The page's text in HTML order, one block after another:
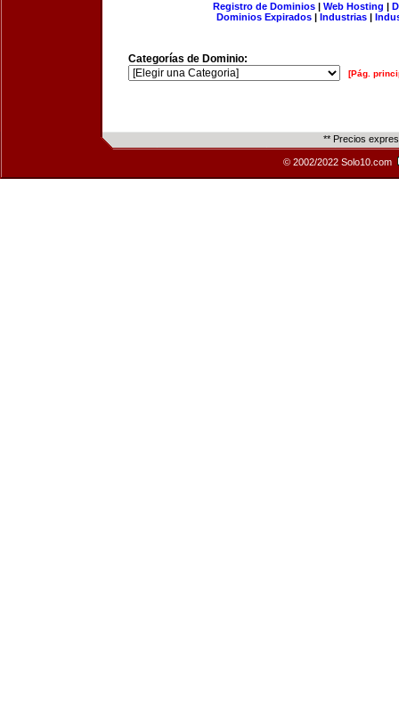
Registro de Dominios| Web Hosting |
Dominios Expirados | Industrias |
Categorías de Dominio:
[Pág.
** Precios
© 2002/2022 Solo10.com